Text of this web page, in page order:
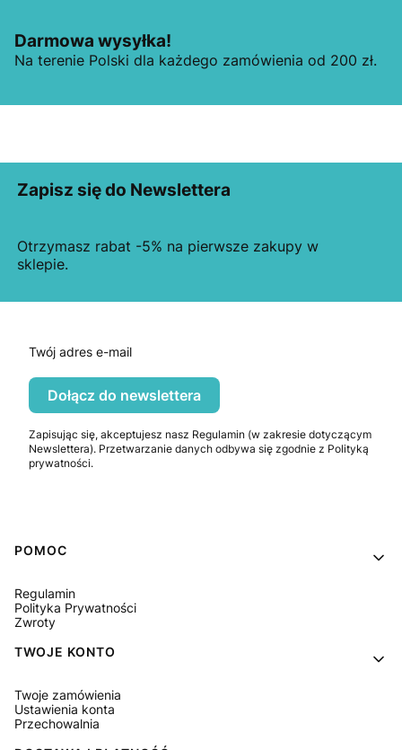
Darmowa wysyłka!
Na terenie Polski dla każdego zamówienia od 200 zł.
Zapisz się do Newslettera
Otrzymasz rabat -5% na pierwsze zakupy w
sklepie.
Twój adres e-mail
Dołącz do newslettera
Zapisując się, akceptujesz nasz Regulamin (w zakresie dotyczącym
Newslettera). Przetwarzanie danych odbywa się zgodnie z Polityką
prywatności.
Linki w stopce
POMOC
Regulamin
Polityka Prywatności
Zwroty
TWOJE KONTO
Twoje zamówienia
Ustawienia konta
Przechowalnia